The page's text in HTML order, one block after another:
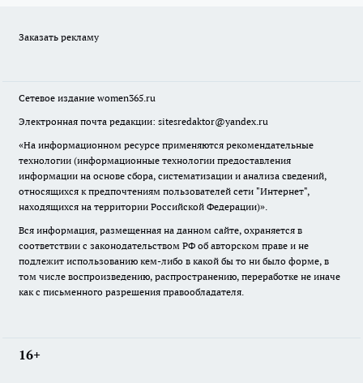
Заказать рекламу
Сетевое издание women365.ru
Электронная почта редакции: sitesredaktor@yandex.ru
«На информационном ресурсе применяются рекомендательные
технологии (информационные технологии предоставления
информации на основе сбора, систематизации и анализа сведений,
относящихся к предпочтениям пользователей сети "Интернет",
находящихся на территории Российской Федерации)».
Вся информация, размещенная на данном сайте, охраняется в
соответствии с законодательством РФ об авторском праве и не
подлежит использованию кем-либо в какой бы то ни было форме, в
том числе воспроизведению, распространению, переработке не иначе
как с письменного разрешения правообладателя.
16+